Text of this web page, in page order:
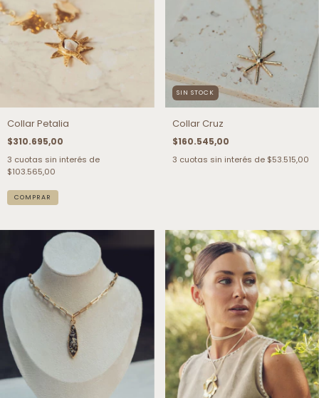
Collar Petalia
$310.695,00
3 cuotas sin interés de
$103.565,00
COMPRAR
SIN STOCK
Collar Cruz
$160.545,00
3 cuotas sin interés de $53.515,00